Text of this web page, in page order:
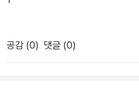
수 있다는 것을 깨닫게 된 것은 17
색의 맛으로 미각을 자극하는 다양
공감 (0) 댓글 (0)